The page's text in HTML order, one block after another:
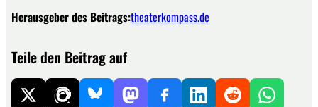
Herausgeber des Beitrags:theaterkompass.de
Teile den Beitrag auf